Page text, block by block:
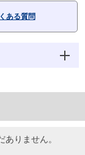
ある質問
りません。